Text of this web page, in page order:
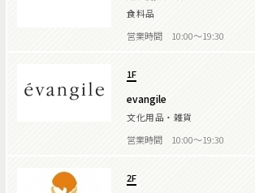
食料品
営業時間 10:00～19:30
1F
evangile
文化用品・雑貨
営業時間 10:00～19:30
2F